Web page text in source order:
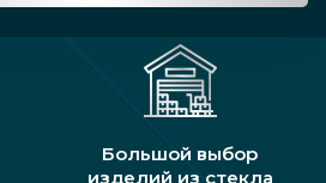
Большой выбор
изделий из стекла